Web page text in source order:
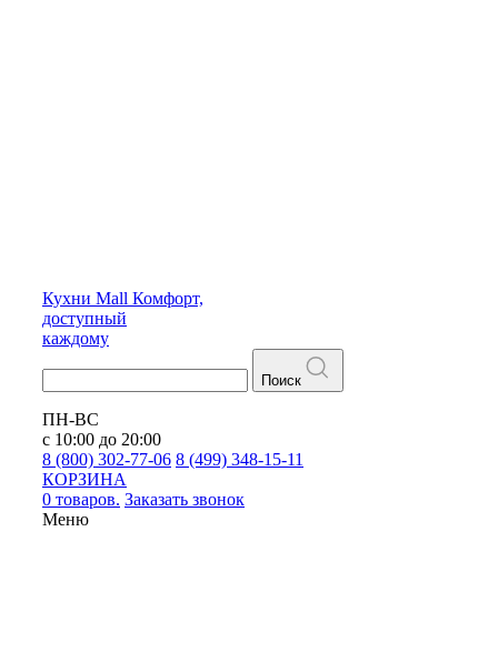
Кухни Mall Комфорт,
доступный
каждому
Поиск
ПН-ВС
с 10:00 до 20:00
8 (800) 302-77-06 8 (499) 348-15-11
КОРЗИНА
0 товаров. Заказать звонок
Меню